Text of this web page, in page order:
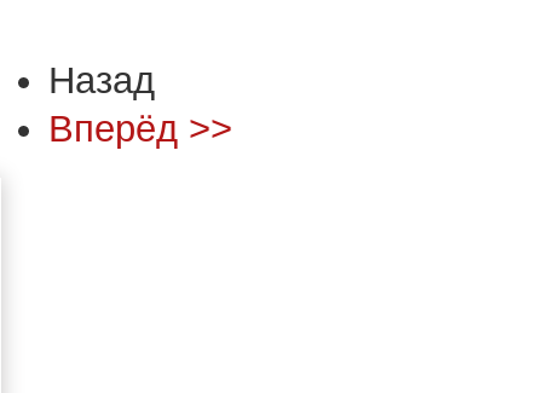
Назад
Вперёд >>